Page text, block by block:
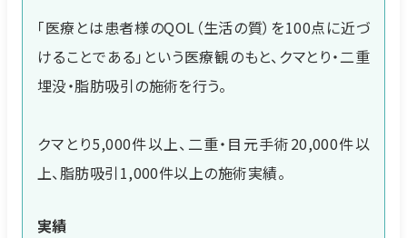
「医療とは患者様のQOL（生活の質）を100点に近づ
けることである」という医療観のもと、クマとり・二重
埋没・脂肪吸引の施術を行う。
クマとり5,000件以上、二重・目元手術20,000件以
上、脂肪吸引1,000件以上の施術実績。
実績